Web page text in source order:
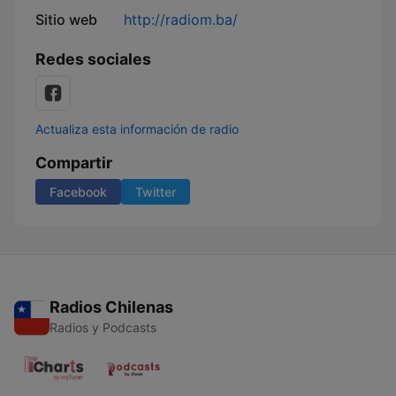
Sitio web http://radiom.ba/
Redes sociales
Actualiza esta información de radio
Compartir
Facebook Twitter
Radios Chilenas
Radios y Podcasts